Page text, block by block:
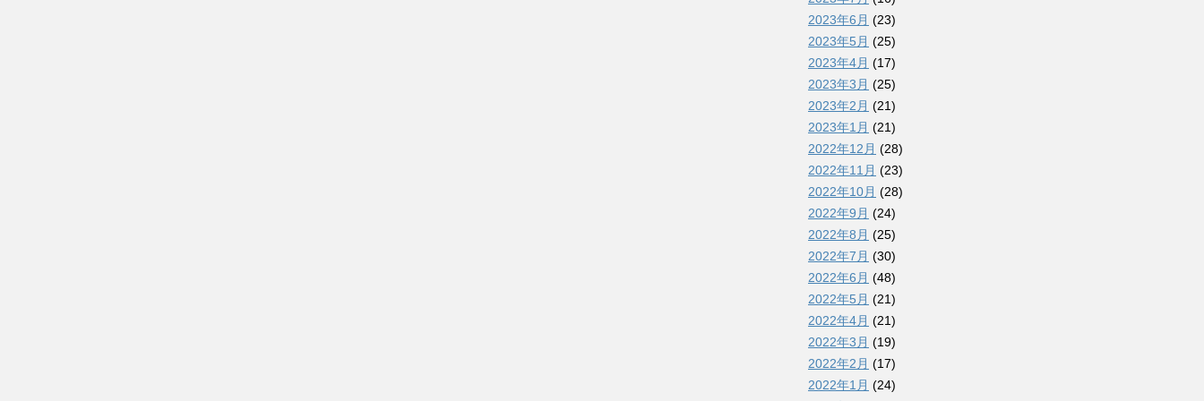
2023年6月 (23)
2023年5月 (25)
2023年4月 (17)
2023年3月 (25)
2023年2月 (21)
2023年1月 (21)
2022年12月 (28)
2022年11月 (23)
2022年10月 (28)
2022年9月 (24)
2022年8月 (25)
2022年7月 (30)
2022年6月 (48)
2022年5月 (21)
2022年4月 (21)
2022年3月 (19)
2022年2月 (17)
2022年1月 (24)